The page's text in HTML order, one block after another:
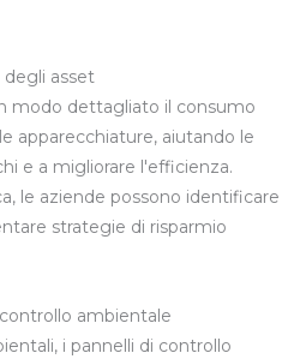
asset
modo dettagliato il consumo
apparecchiature, aiutando le
e a migliorare l'efficienza.
le aziende possono identificare
strategie di risparmio
ambientale
i pannelli di controllo